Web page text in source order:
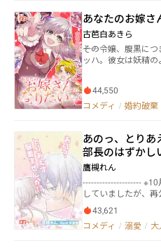
になり、優星先輩も
か、割と優しくなっていた。 指導係の
れて、仕方なく1日
外回りに出た時、
いた優星先輩のこ
れ、なぜかキュンと
は優星は、高校の
かし、花怜は、いつ
った。 まさか同じ
ず、驚いたが嬉しかった優星。 そ
きっかけで優星は、
されたことにより、
く……この2人の
国に一人で放り出す
き人としてなら付いて来
と現れた一人の男性。 「アンタが要らないなら、
貰うよ」 そう言ってその男性は楓に向き合い、唐突に
プロポーズする。 「僕と結婚してくれる？」 突然、現
えがあって……。 「私、あなたと結婚するわ」 その一
言から始まったの
的な執愛だったーーー 現れた謎の男性の正体とは？
は真の自分を取り戻
あなたのお嫁さ
古芭白あきら
――その令嬢、腹黒につき！ 侯爵令嬢ウェルシェ
ッハ。彼女は妖精
クはウェルシェの外
は互いの思いが一
二人の婚約を引き裂
けど、そんな妨害な
とイタズラ心を武器
に突き進む！ だって、ウェルシェは富と権力をもたら
してくれる――「あなた
れは、乙女ゲーム
の物語……ではなく
腹黒可愛い令嬢ウェ
クのドタバタ痛快ラブコメディ
44,550
コメディ / 婚約破棄
あのっ、とりあ
部長のはずかし
鷹槻れん
---------------------
していましたが、再
-------------- 荒木 羽理（あらき うり）/25歳は青果専門
に扱う商社『土恵商
課で働くTL小説の執
43,621
コメディ / 溺愛 /